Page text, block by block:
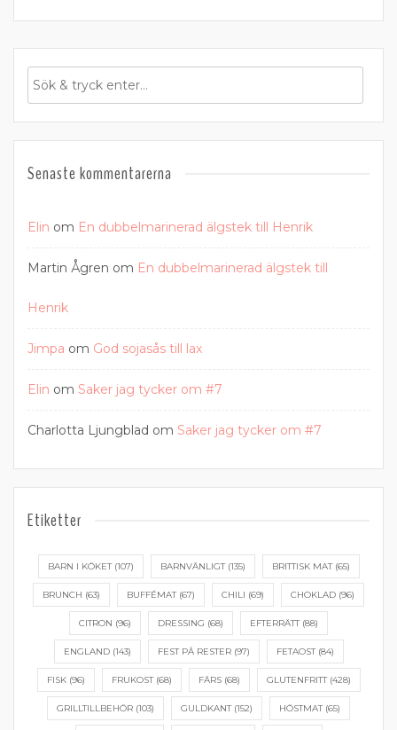
Senaste kommentarerna
Elin om En dubbelmarinerad älgstek till Henrik
Martin Ågren om En dubbelmarinerad älgstek till
Henrik
Jimpa om God sojasås till lax
Elin om Saker jag tycker om #7
Charlotta Ljungblad om Saker jag tycker om #7
Etiketter
BARN I KÖKET(107) BARNVÄNLIGT(135) BRITTISK MAT(65)
BRUNCH (63) BUFFÉMAT(67) CHILI (69) CHOKLAD (96)
CITRON (96) DRESSING (68) EFTERRÄTT(88)
ENGLAND(143) FEST PÅ RESTER(97) FETAOST(84)
FISK(96) FRUKOST(68) FÄRS(68) GLUTENFRITT(428)
GRILLTILLBEHÖR (103) GULDKANT(152) HÖSTMAT(65)